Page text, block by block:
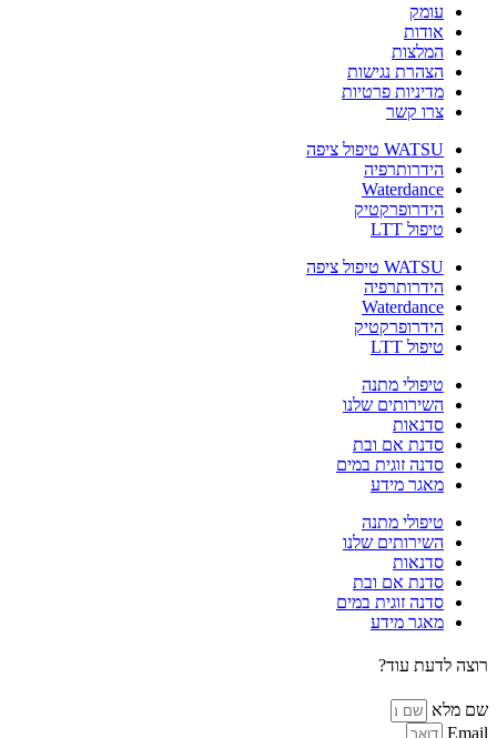
עומק
אודות
המלצות
הצהרת נגישות
מדיניות פרטיות
צרו קשר
WATSU טיפול ציפה
הידרותרפיה
Waterdance
הידרופרקטיק
טיפול LTT
WATSU טיפול ציפה
הידרותרפיה
Waterdance
הידרופרקטיק
טיפול LTT
טיפולי מתנה
השירותים שלנו
סדנאות
סדנת אם ובת
סדנה זוגית במים
מאגר מידע
טיפולי מתנה
השירותים שלנו
סדנאות
סדנת אם ובת
סדנה זוגית במים
מאגר מידע
רוצה לדעת עוד?
שם מלא
Email